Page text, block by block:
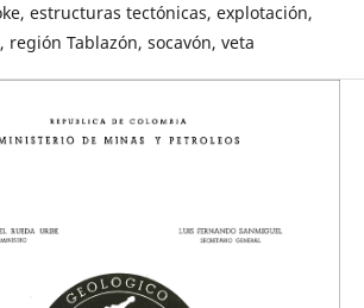
estructuras tectónicas, explotación,
región Tablazón, socavón, veta